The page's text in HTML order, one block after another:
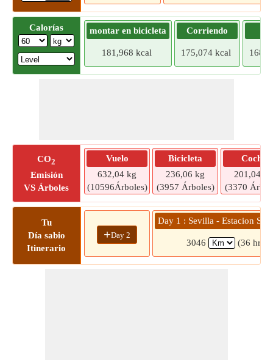
Calorías montar en bicicleta
181,968 kcal
Corriendo
175,074 kcal
CO2
Emisión
VS Árboles
Vuelo
632,04 kg
(10596Árboles)
Bicicleta
236,06 kg
(3957 Árboles)
Coche
201,04 kg
(3370
Tu
Día sabio
Itinerario
+Day 2
Day 1 : Sevilla - Estacion
3046 (36 hrs